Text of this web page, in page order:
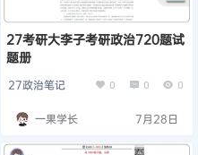
27考研大李子考研政治720题试
题册
27政治笔记 0 0 0
一果学长 7月28日